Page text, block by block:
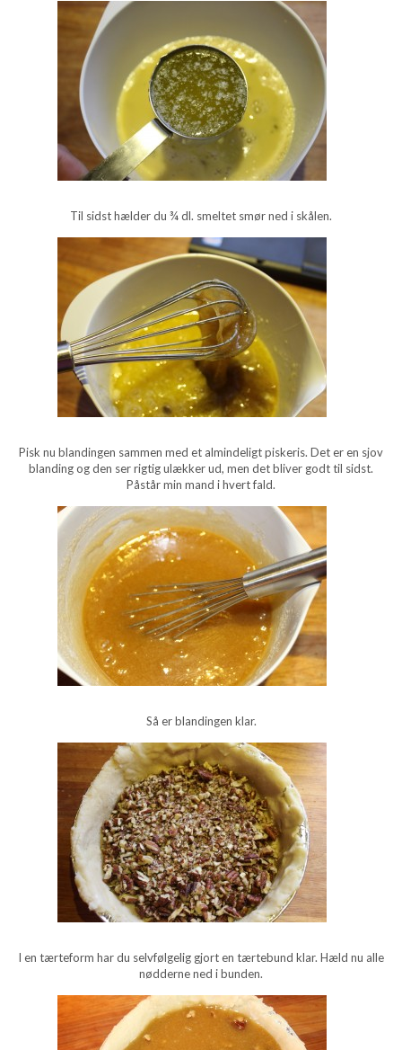
Til sidst hælder du ¾ dl. smeltet smør ned i skålen.
Pisk nu blandingen sammen med et almindeligt piskeris. Det er en sjov
blanding og den ser rigtig ulækker ud, men det bliver godt til sidst.
Påstår min mand i hvert fald.
Så er blandingen klar.
I en tærteform har du selvfølgelig gjort en tærtebund klar. Hæld nu alle
nødderne ned i bunden.